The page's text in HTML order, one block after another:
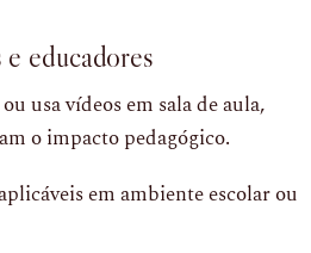
educadores
usa vídeos em sala de aula,
o impacto pedagógico.
em ambiente escolar ou